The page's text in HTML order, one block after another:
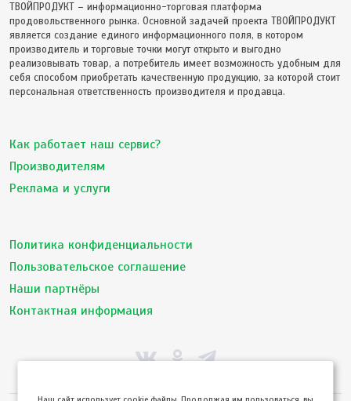
ТВОЙПРОДУКТ – информационно-торговая платформа
продовольственного рынка. Основной задачей проекта ТВОЙПРОДУКТ
является создание единого информационного поля, в котором
производитель и торговые точки могут открыто и выгодно
реализовывать товар, а потребитель имеет возможность удобным для
себя способом приобретать качественную продукцию, за которой стоит
персональная ответственность производителя и продавца.
Как работает наш сервис?
Производителям
Реклама и услуги
Политика конфиденциальности
Пользовательское соглашение
Наши партнёры
Контактная информация